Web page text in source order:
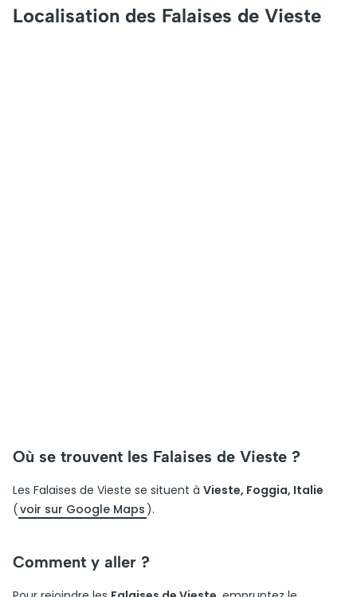
Localisation des Falaises de Vieste
Où se trouvent les Falaises de Vieste ?
Les Falaises de Vieste se situent à Vieste, Foggia, Italie
(voir sur Google Maps ).
Comment y aller ?